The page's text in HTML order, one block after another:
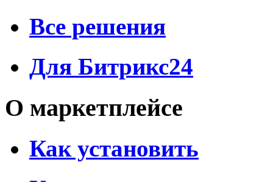
Все решения
Для Битрикс24
О маркетплейсе
Как установить